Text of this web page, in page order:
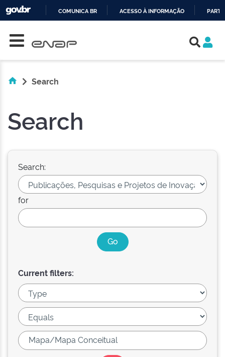
COMUNICA BR ACESSO À INFORMAÇÃO
Search
Search
Search:
for
Current filters: